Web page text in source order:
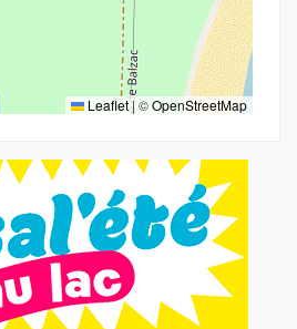
Leaflet|©OpenStreetMap